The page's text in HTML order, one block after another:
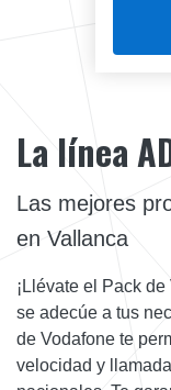
La línea
Las mejores
en Vallanca
¡Llévate el Pack
se adecúe a tus
de Vodafone te
velocidad y